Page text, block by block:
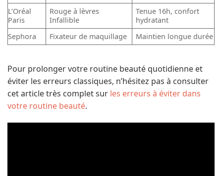
L’Oréal
Paris
Rouge à lèvres
Infallible
Tenue 16h, confort
hydratant
Sephora
Fixateur de maquillage Maintien longue durée
Pour prolonger votre routine beauté quotidienne et
éviter les erreurs classiques, n’hésitez pas à consulter
cet article très complet sur les erreurs à éviter dans
votre routine beauté.